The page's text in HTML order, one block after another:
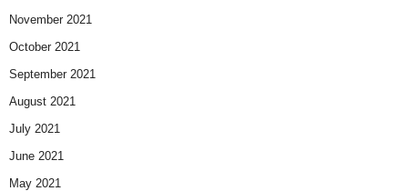
November 2021
October 2021
September 2021
August 2021
July 2021
June 2021
May 2021